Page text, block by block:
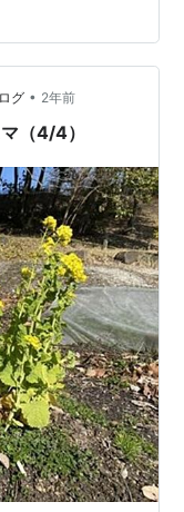
らは、それぞれ
聞いて、呆気に
思議に思って言っ
グ • 2年前
（4/4）